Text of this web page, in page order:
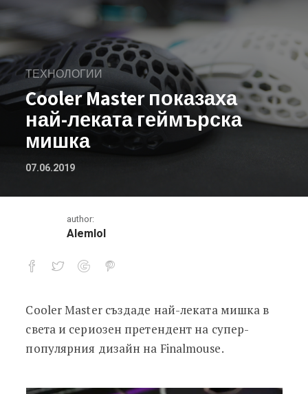
ТЕХНОЛОГИИ
Cooler Master показаха
най-леката геймърска
мишка
07.06.2019
author:
Alemlol
Cooler Master показаха най-леката
Cooler Master създаде най-леката мишка в
света и сериозен претендент на супер-
популярния дизайн на Finalmouse.